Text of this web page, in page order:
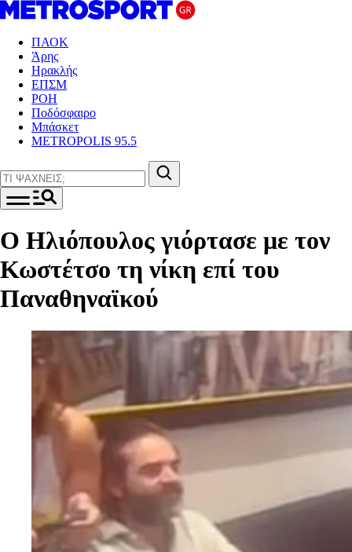
ΠΑΟΚ
Άρης
Ηρακλής
ΕΠΣΜ
ΡΟΗ
Ποδόσφαιρο
Μπάσκετ
METROPOLIS 95.5
Ο Ηλιόπουλος γιόρτασε με τον
Κωστέτσο τη νίκη επί του
Παναθηναϊκού